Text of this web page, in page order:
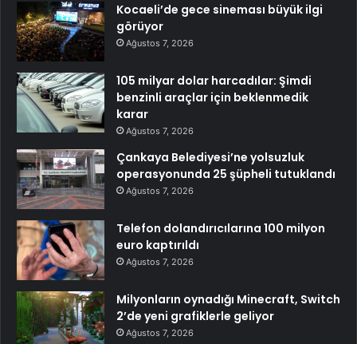
Kocaeli’de gece sineması büyük ilgi
görüyor
Ağustos 7, 2026
105 milyar dolar harcadılar: Şimdi
benzinli araçlar için beklenmedik
karar
Ağustos 7, 2026
Çankaya Belediyesi’ne yolsuzluk
operasyonunda 25 şüpheli tutuklandı
Ağustos 7, 2026
Telefon dolandırıcılarına 100 milyon
euro kaptırıldı
Ağustos 7, 2026
Milyonların oynadığı Minecraft, Switch
2’de yeni grafiklerle geliyor
Ağustos 7, 2026